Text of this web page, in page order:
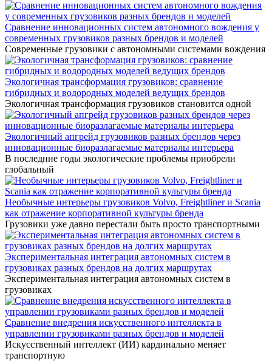
Сравнение инновационных систем автономного вождения у
современных грузовиков разных брендов и моделей
Современные грузовики с автономными системами вождения
Экологичная трансформация грузовиков: сравнение
гибридных и водородных моделей ведущих брендов
Экологичная трансформация грузовиков становится одной
Экологичный апгрейд грузовиков разных брендов через
инновационные биоразлагаемые материалы интерьера
В последние годы экологические проблемы приобрели
глобальный
Необычные интерьеры грузовиков Volvo, Freightliner и Scania
как отражение корпоративной культуры бренда
Грузовики уже давно перестали быть просто транспортными
Экспериментальная интеграция автономных систем в
грузовиках разных брендов на долгих маршрутах
Экспериментальная интеграция автономных систем в
грузовиках
Сравнение внедрения искусственного интеллекта в
управлении грузовиками разных брендов и моделей
Искусственный интеллект (ИИ) кардинально меняет
транспортную